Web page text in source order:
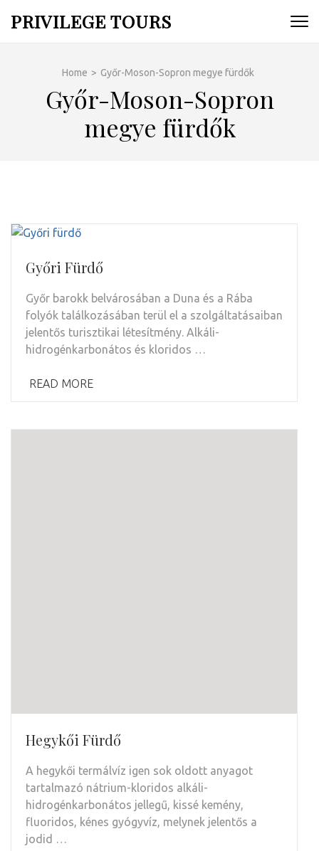
PRIVILEGE TOURS
Home > Győr-Moson-Sopron megye fürdők
Győr-Moson-Sopron
megye fürdők
Győri Fürdő
Győr barokk belvárosában a Duna és a Rába
folyók találkozásában terül el a szolgáltatásaiban
jelentős turisztikai létesítmény. Alkáli-
hidrogénkarbonátos és kloridos …
READ MORE
Hegykői Fürdő
A hegykői termálvíz igen sok oldott anyagot
tartalmazó nátrium-kloridos alkáli-
hidrogénkarbonátos jellegű, kissé kemény,
fluoridos, kénes gyógyvíz, melynek jelentős a
jodid …